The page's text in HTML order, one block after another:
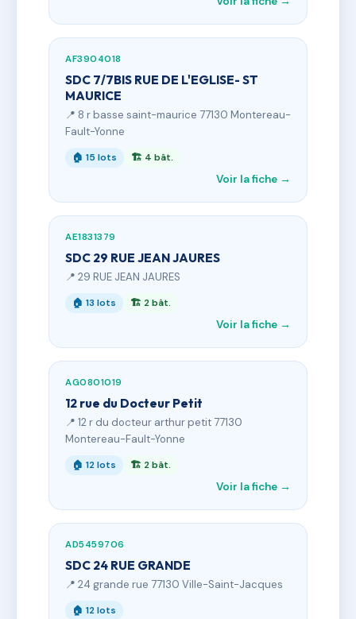
AF3904018
SDC 7/7BIS RUE DE L'EGLISE- ST
MAURICE
📍 8 r basse saint-maurice 77130 Montereau-
Fault-Yonne
🏠 15 lots 🏗 4 bât.
Voir la fiche →
AE1831379
SDC 29 RUE JEAN JAURES
📍 29 RUE JEAN JAURES
🏠 13 lots 🏗 2 bât.
Voir la fiche →
AG0801019
12 rue du Docteur Petit
📍 12 r du docteur arthur petit 77130
Montereau-Fault-Yonne
🏠 12 lots 🏗 2 bât.
Voir la fiche →
AD5459706
SDC 24 RUE GRANDE
📍 24 grande rue 77130 Ville-Saint-Jacques
🏠 12 lots